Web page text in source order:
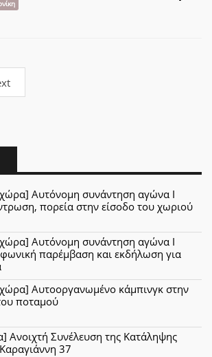
Αυτόνομη συνάντηση αγώνα Ι
πορεία στην είσοδο του χωριού
Αυτόνομη συνάντηση αγώνα Ι
παρέμβαση και εκδήλωση για
Αυτοοργανωμένο κάμπινγκ στην
ποταμού
Ανοιχτή Συνέλευση της Κατάληψης
37